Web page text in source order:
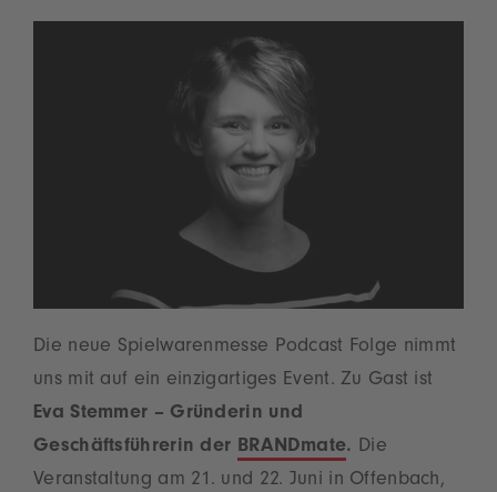
Die neue Spielwarenmesse Podcast Folge nimmt
uns mit auf ein einzigartiges Event. Zu Gast ist
Eva Stemmer – Gründerin und
Geschäftsführerin der BRANDmate. Die
Veranstaltung am 21. und 22. Juni in Offenbach,